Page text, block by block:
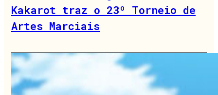
Kakarot traz o 23º Torneio de
Artes Marciais